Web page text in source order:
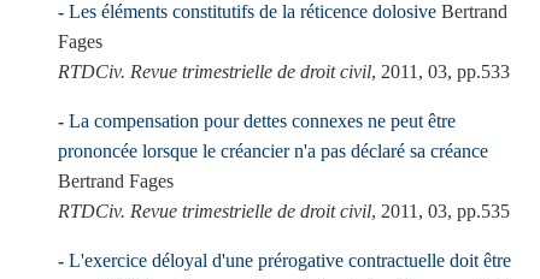
Les éléments constitutifs de la réticence dolosive Bertrand
Fages
RTDCiv. Revue trimestrielle de droit civil, 2011, 03, pp.533
La compensation pour dettes connexes ne peut être
prononcée lorsque le créancier n'a pas déclaré sa créance
Bertrand Fages
RTDCiv. Revue trimestrielle de droit civil, 2011, 03, pp.535
L'exercice déloyal d'une prérogative contractuelle doit être